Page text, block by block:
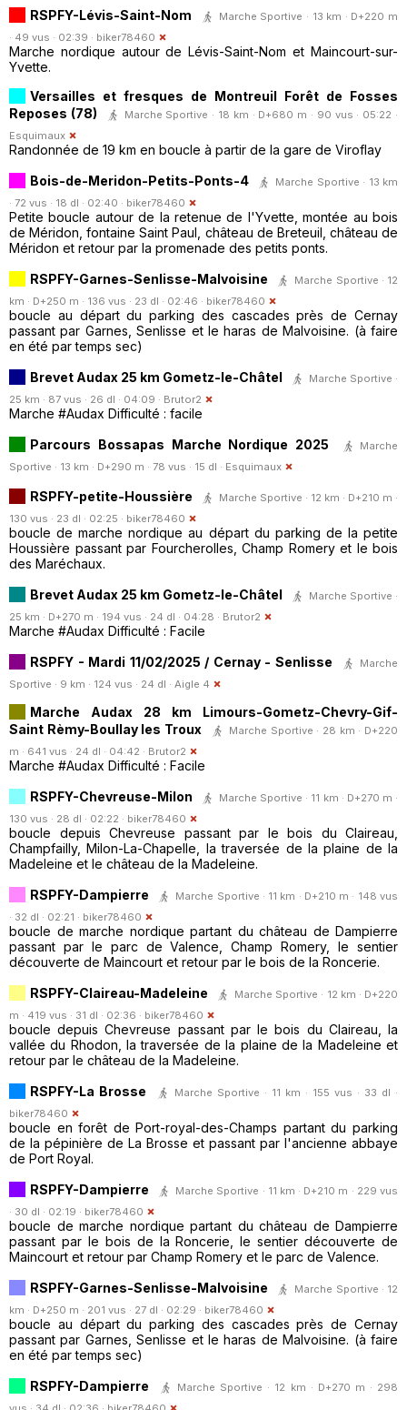
RSPFY-Lévis-Saint-Nom
Marche Sportive · 13 km · D+220 m
· 49 vus · 02:39 · biker78460
Marche nordique autour de Lévis-Saint-Nom et Maincourt-sur-
Yvette.
Versailles et fresques de Montreuil Forêt de Fosses
Reposes (78)
Marche Sportive · 18 km · D+680 m · 90 vus · 05:22 ·
Esquimaux
Randonnée de 19 km en boucle à partir de la gare de Viroflay
Bois-de-Meridon-Petits-Ponts-4
Marche Sportive · 13 km
· 72 vus · 18 dl · 02:40 · biker78460
Petite boucle autour de la retenue de l'Yvette, montée au bois
de Méridon, fontaine Saint Paul, château de Breteuil, château de
Méridon et retour par la promenade des petits ponts.
RSPFY-Garnes-Senlisse-Malvoisine
Marche Sportive · 12
km · D+250 m · 136 vus · 23 dl · 02:46 · biker78460
boucle au départ du parking des cascades près de Cernay
passant par Garnes, Senlisse et le haras de Malvoisine. (à faire
en été par temps sec)
Brevet Audax 25 km Gometz-le-Châtel
Marche Sportive ·
25 km · 87 vus · 26 dl · 04:09 · Brutor2
Marche #Audax Difficulté : facile
Parcours Bossapas Marche Nordique 2025
Marche
Sportive · 13 km · D+290 m · 78 vus · 15 dl · Esquimaux
RSPFY-petite-Houssière
Marche Sportive · 12 km · D+210 m ·
130 vus · 23 dl · 02:25 · biker78460
boucle de marche nordique au départ du parking de la petite
Houssière passant par Fourcherolles, Champ Romery et le bois
des Maréchaux.
Brevet Audax 25 km Gometz-le-Châtel
Marche Sportive ·
25 km · D+270 m · 194 vus · 24 dl · 04:28 · Brutor2
Marche #Audax Difficulté : Facile
RSPFY - Mardi 11/02/2025 / Cernay - Senlisse
Marche
Sportive · 9 km · 124 vus · 24 dl · Aigle 4
Marche Audax 28 km Limours-Gometz-Chevry-Gif-
Saint Rèmy-Boullay les Troux
Marche Sportive · 28 km · D+220
m · 641 vus · 24 dl · 04:42 · Brutor2
Marche #Audax Difficulté : Facile
RSPFY-Chevreuse-Milon
Marche Sportive · 11 km · D+270 m ·
130 vus · 28 dl · 02:22 · biker78460
boucle depuis Chevreuse passant par le bois du Claireau,
Champfailly, Milon-La-Chapelle, la traversée de la plaine de la
Madeleine et le château de la Madeleine.
RSPFY-Dampierre
Marche Sportive · 11 km · D+210 m · 148 vus
· 32 dl · 02:21 · biker78460
boucle de marche nordique partant du château de Dampierre
passant par le parc de Valence, Champ Romery, le sentier
découverte de Maincourt et retour par le bois de la Roncerie.
RSPFY-Claireau-Madeleine
Marche Sportive · 12 km · D+220
m · 419 vus · 31 dl · 02:36 · biker78460
boucle depuis Chevreuse passant par le bois du Claireau, la
vallée du Rhodon, la traversée de la plaine de la Madeleine et
retour par le château de la Madeleine.
RSPFY-La Brosse
Marche Sportive · 11 km · 155 vus · 33 dl ·
biker78460
boucle en forêt de Port-royal-des-Champs partant du parking
de la pépinière de La Brosse et passant par l'ancienne abbaye
de Port Royal.
RSPFY-Dampierre
Marche Sportive · 11 km · D+210 m · 229 vus
· 30 dl · 02:19 · biker78460
boucle de marche nordique partant du château de Dampierre
passant par le bois de la Roncerie, le sentier découverte de
Maincourt et retour par Champ Romery et le parc de Valence.
RSPFY-Garnes-Senlisse-Malvoisine
Marche Sportive · 12
km · D+250 m · 201 vus · 27 dl · 02:29 · biker78460
boucle au départ du parking des cascades près de Cernay
passant par Garnes, Senlisse et le haras de Malvoisine. (à faire
en été par temps sec)
RSPFY-Dampierre
Marche Sportive · 12 km · D+270 m · 298